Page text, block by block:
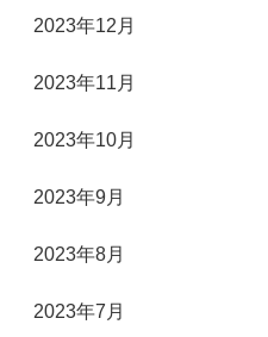
2023年12月
2023年11月
2023年10月
2023年9月
2023年8月
2023年7月